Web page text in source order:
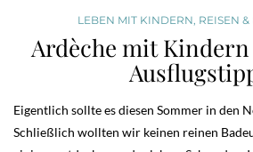
LEBEN MIT KINDERN, REISEN
Ardèche mit Kindern
Eigentlich sollte es diesen Sommer in den
Schließlich wollten wir keinen reinen